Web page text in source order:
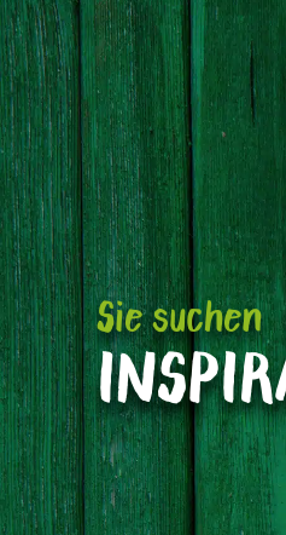
Sie suchen